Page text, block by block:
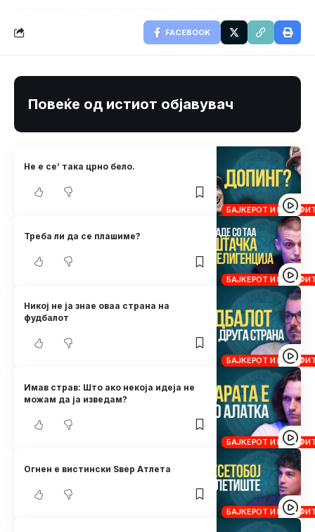
FACEBOOK
Повеќе од истиот објавувач
БАЈКЕРОТ И
Не е се’ така црно бело.
БАЈКЕРОТ И
Треба ли да се плашиме?
БАЈКЕРОТ И
Никој не ја знае оваа страна на
фудбалот
БАЈКЕРОТ И
Имав страв: Што ако некоја идеја не
можам да ја изведам?
БАЈКЕРОТ И
Огнен е вистински Ѕвер Атлета